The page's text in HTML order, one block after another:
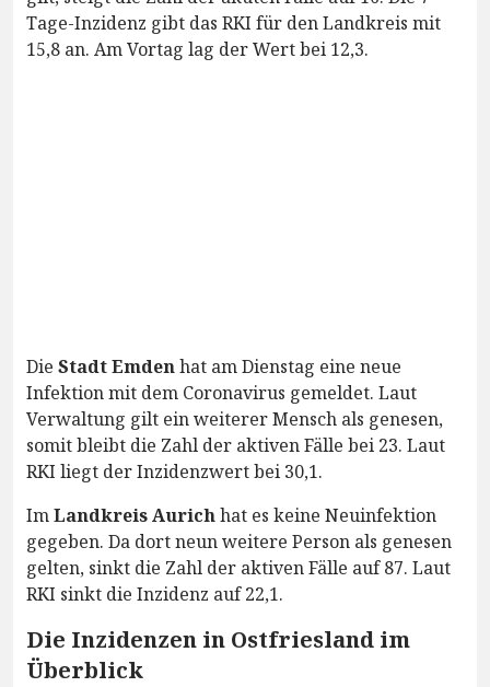
Tage-Inzidenz gibt das RKI für den Landkreis mit
15,8 an. Am Vortag lag der Wert bei 12,3.
Die Stadt Emdenhat am Dienstag eine neue
Infektion mit dem Coronavirus gemeldet. Laut
Verwaltung gilt ein weiterer Mensch als genesen,
somit bleibt die Zahl der aktiven Fälle bei 23. Laut
RKI liegt der Inzidenzwert bei 30,1.
ImLandkreis Aurichhat es keine Neuinfektion
gegeben. Da dort neun weitere Person als genesen
gelten, sinkt die Zahl der aktiven Fälle auf 87. Laut
RKI sinkt die Inzidenz auf 22,1.
Die Inzidenzen in Ostfriesland im
Überblick